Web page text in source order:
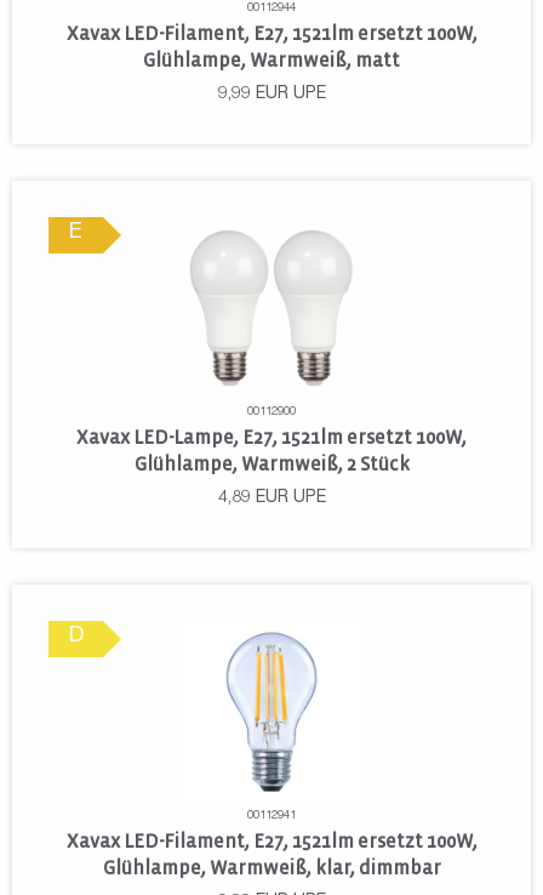
00112944
Xavax LED-Filament, E27, 1521lm ersetzt 100W,
Glühlampe, Warmweiß, matt
9,99 EUR UPE
E
00112900
Xavax LED-Lampe, E27, 1521lm ersetzt 100W,
Glühlampe, Warmweiß, 2 Stück
4,89 EUR UPE
D
00112941
Xavax LED-Filament, E27, 1521lm ersetzt 100W,
Glühlampe, Warmweiß, klar, dimmbar